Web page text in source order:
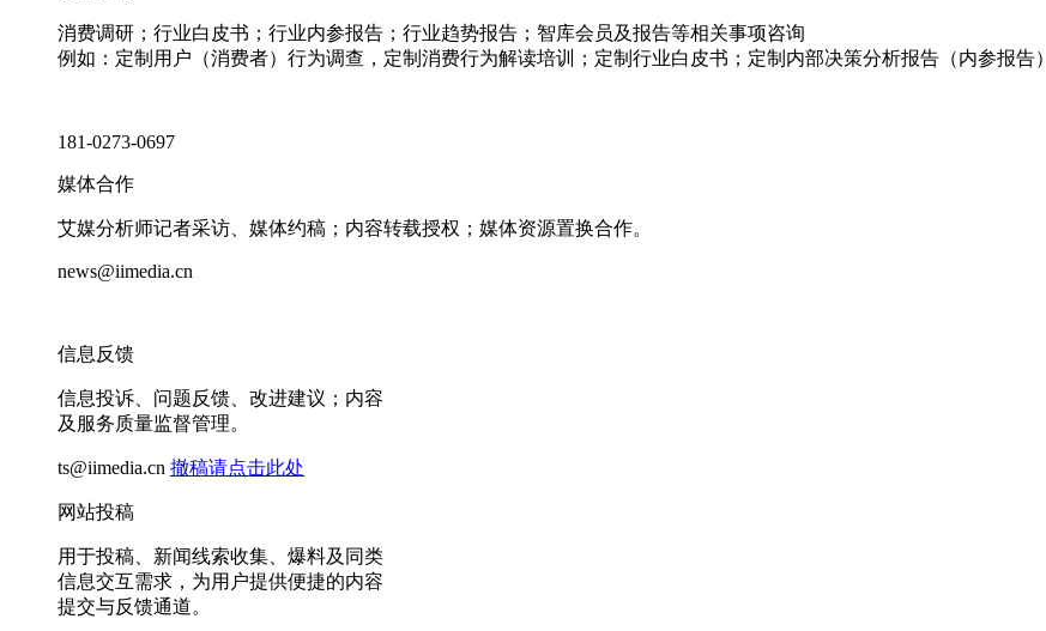
消费调研；行业白皮书；行业内参报告；行业趋势报告；智库会员及报告等相关事项咨询
例如：定制用户（消费者）行为调查，定制消费行为解读培训；定制行业白皮书；定制内部决策分析报告（内参报告）
181-0273-0697
媒体合作
艾媒分析师记者采访、媒体约稿；内容转载授权；媒体资源置换合作。
news@iimedia.cn
信息反馈
信息投诉、问题反馈、改进建议；内容
及服务质量监督管理。
ts@iimedia.cn 撤稿请点击此处
网站投稿
用于投稿、新闻线索收集、爆料及同类
信息交互需求，为用户提供便捷的内容
提交与反馈通道。